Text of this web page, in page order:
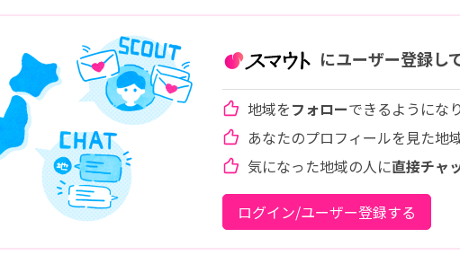
にユーザー登録し
地域をフォローできるようになり
あなたのプロフィールを見た地
気になった地域の人に直接チャ
ログイン/ユーザー登録する